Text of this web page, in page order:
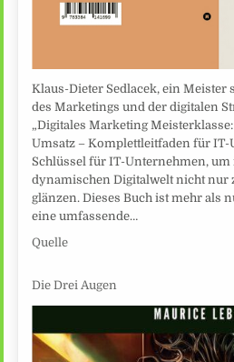
Klaus-Dieter Sedlacek, ein Meister
des Marketings und der digitalen
„Digitales Marketing
Umsatz – Komplettleitfaden für IT-
Schlüssel für IT-Unternehmen, um
dynamischen Digitalwelt nicht nur
glänzen. Dieses Buch ist mehr als
eine umfassende…
Quelle
Die Drei Augen